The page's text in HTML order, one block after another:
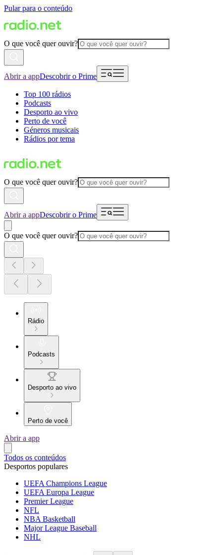
Pular para o conteúdo
O que você quer ouvir?
Abrir a appDescobrir o Prime
Top 100 rádios
Podcasts
Desporto ao vivo
Perto de você
Géneros musicais
Rádios por tema
O que você quer ouvir?
Abrir a appDescobrir o Prime
O que você quer ouvir?
Rádio
Podcasts
Desporto ao vivo
Perto de você
Abrir a app
Todos os conteúdos
Desportos populares
UEFA Champions League
UEFA Europa League
Premier League
NFL
NBA Basketball
Major League Baseball
NHL